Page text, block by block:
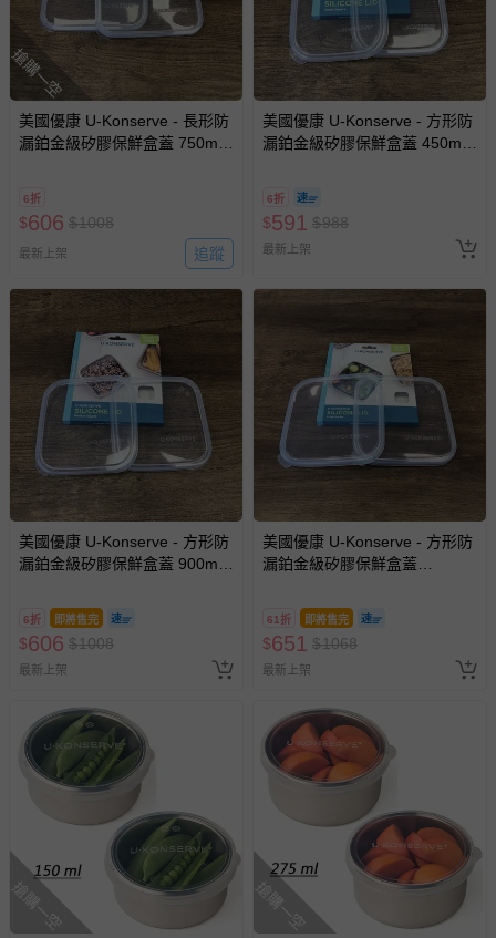
預購商品：預購為海外同步代購，遇缺貨即會通知媽咪並協
助取消退款事宜。
商品如因「價格、組合」等錯誤原因，導致無法安排出貨，
會主動以簡訊及mail通知訂單取消事宜，並將提供適當補
償。
搶購一空
美國優康 U-Konserve - 長形防
漏鉑金級矽膠保鮮盒蓋 750ml-
6折
$606 $1008
最新上架 追蹤
美國優康 U-Konserve - 方形防
漏鉑金級矽膠保鮮盒蓋 450ml-
6折
$591 $988
最新上架
美國優康 U-Konserve - 方形防
漏鉑金級矽膠保鮮盒蓋 900ml-
6折 即將售完
$606 $1008
最新上架
美國優康 U-Konserve - 方形防
漏鉑金級矽膠保鮮盒蓋
61折 即將售完
$651 $1068
最新上架
搶購一空 搶購一空